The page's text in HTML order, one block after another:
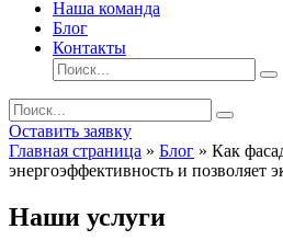
Наша команда
Блог
Контакты
Оставить заявку
Главная страница » Блог » Как
энергоэффективность и позволяет
Наши услуги